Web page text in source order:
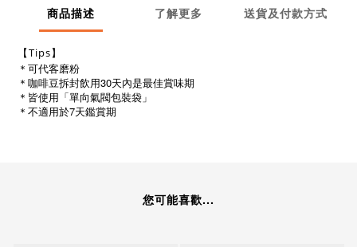
商品描述 了解更多 送貨及付款方式
【Tips】
＊可代客磨粉
＊咖啡豆拆封飲用30天內是最佳賞味期
＊皆使用「單向氣閥包裝袋」
＊不適用於7天鑑賞期
您可能喜歡...